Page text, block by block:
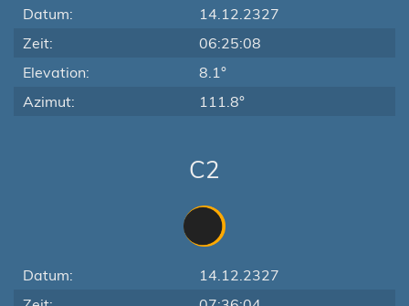
Datum:
14.12.2327
Zeit:
06:25:08
Elevation:
8.1°
Azimut:
111.8°
C2
Datum:
14.12.2327